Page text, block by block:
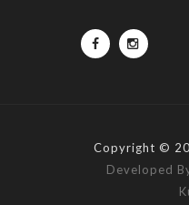
Copyright ©
Developed